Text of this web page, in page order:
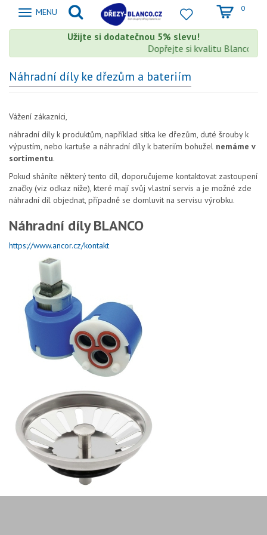
Zobrazit
MENU 0
Užijte si dodatečnou 5% slevu!
Dopřejte si kvalitu Blanco s
Náhradní díly ke dřezům a bateriím
Vážení zákazníci,
náhradní díly k produktům, například sítka ke dřezům, duté šrouby k
výpustím, nebo kartuše a náhradní díly k bateriím bohužel nemáme v
sortimentu.
Pokud sháníte některý tento díl, doporučujeme kontaktovat zastoupení
značky (viz odkaz níže), které mají svůj vlastní servis a je možné zde
náhradní díl objednat, případně se domluvit na servisu výrobku.
Náhradní díly BLANCO
https://www.ancor.cz/kontakt